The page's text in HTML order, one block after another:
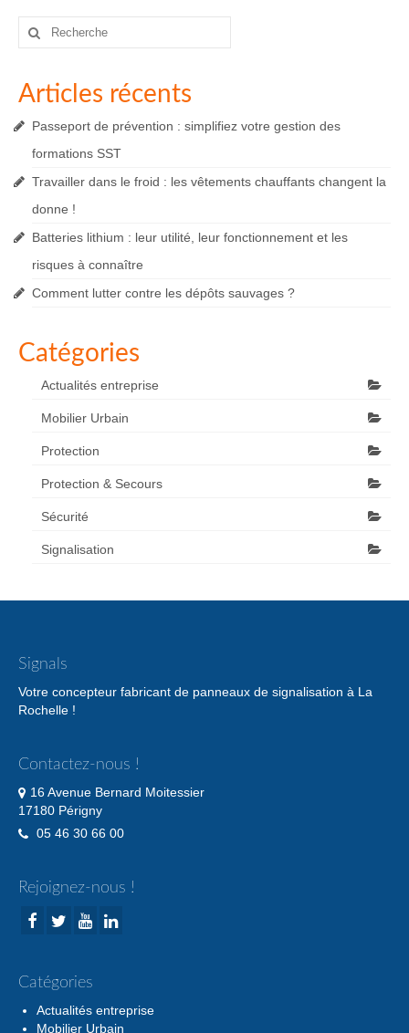
Rechercher
Articles récents
Passeport de prévention : simplifiez votre gestion des
formations SST
Travailler dans le froid : les vêtements chauffants changent la
donne !
Batteries lithium : leur utilité, leur fonctionnement et les
risques à connaître
Comment lutter contre les dépôts sauvages ?
Catégories
Actualités entreprise
Mobilier Urbain
Protection
Protection & Secours
Sécurité
Signalisation
Signals
Votre concepteur fabricant de panneaux de signalisation à La
Rochelle !
Contactez-nous !
16 Avenue Bernard Moitessier
17180 Périgny
05 46 30 66 00
Rejoignez-nous !
Catégories
Actualités entreprise
Mobilier Urbain